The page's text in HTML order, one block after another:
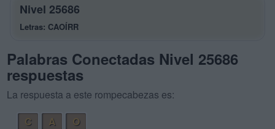
Nivel 25686
Letras: CAOÍRR
Palabras Conectadas Nivel 25686
respuestas
La respuesta a este rompecabezas es:
C
A
O